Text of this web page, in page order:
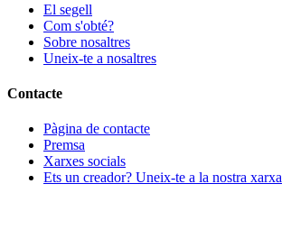
El segell
Com s'obté?
Sobre nosaltres
Uneix-te a nosaltres
Contacte
Pàgina de contacte
Premsa
Xarxes socials
Ets un creador? Uneix-te a la nostra xarxa